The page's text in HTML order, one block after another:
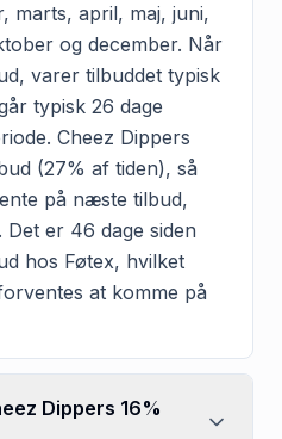
marts, april, maj, juni,
og december. Når
varer tilbuddet typisk
typisk 26 dage
Cheez Dippers
(27% af tiden), så
på næste tilbud,
er 46 dage siden
hos Føtex, hvilket
at komme på
Dippers 16%